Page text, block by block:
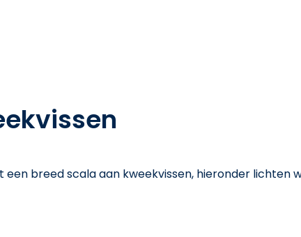
een breed scala aan kweekvissen, hieronder lichten